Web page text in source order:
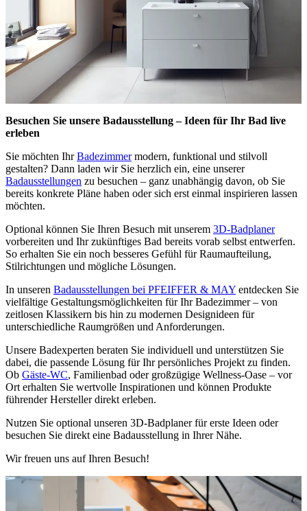
Besuchen Sie unsere Badausstellung – Ideen für Ihr Bad live
erleben
Sie möchten IhrBadezimmermodern, funktional und stilvoll
gestalten? Dann laden wir Sie herzlich ein, eine unserer
Badausstellungen zu besuchen – ganz unabhängig davon, ob Sie
bereits konkrete Pläne haben oder sich erst einmal inspirieren lassen
möchten.
Optional können Sie Ihren Besuch mit unserem 3D-Badplaner
vorbereiten und Ihr zukünftiges Bad bereits vorab selbst entwerfen.
So erhalten Sie ein noch besseres Gefühl für Raumaufteilung,
Stilrichtungen und mögliche Lösungen.
In unseren Badausstellungen bei PFEIFFER & MAY entdecken Sie
vielfältige Gestaltungsmöglichkeiten für Ihr Badezimmer – von
zeitlosen Klassikern bis hin zu modernen Designideen für
unterschiedliche Raumgrößen und Anforderungen.
Unsere Badexperten beraten Sie individuell und unterstützen Sie
dabei, die passende Lösung für Ihr persönliches Projekt zu finden.
Ob Gäste-WC, Familienbad oder großzügige Wellness-Oase – vor
Ort erhalten Sie wertvolle Inspirationen und können Produkte
führender Hersteller direkt erleben.
Nutzen Sie optional unseren 3D-Badplaner für erste Ideen oder
besuchen Sie direkt eine Badausstellung in Ihrer Nähe.
Wir freuen uns auf Ihren Besuch!